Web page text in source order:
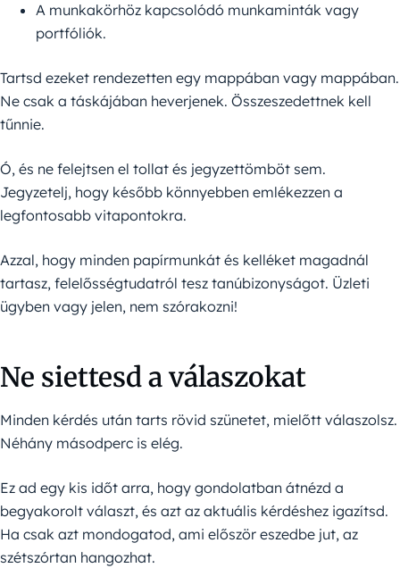
A munkakörhöz kapcsolódó munkaminták vagy
portfóliók.
Tartsd ezeket rendezetten egy mappában vagy mappában.
Ne csak a táskájában heverjenek. Összeszedettnek kell
tűnnie.
Ó, és ne felejtsen el tollat és jegyzettömböt sem.
Jegyzetelj, hogy később könnyebben emlékezzen a
legfontosabb vitapontokra.
Azzal, hogy minden papírmunkát és kelléket magadnál
tartasz, felelősségtudatról tesz tanúbizonyságot. Üzleti
ügyben vagy jelen, nem szórakozni!
Ne siettesd a válaszokat
Minden kérdés után tarts rövid szünetet, mielőtt válaszolsz.
Néhány másodperc is elég.
Ez ad egy kis időt arra, hogy gondolatban átnézd a
begyakorolt választ, és azt az aktuális kérdéshez igazítsd.
Ha csak azt mondogatod, ami először eszedbe jut, az
szétszórtan hangozhat.